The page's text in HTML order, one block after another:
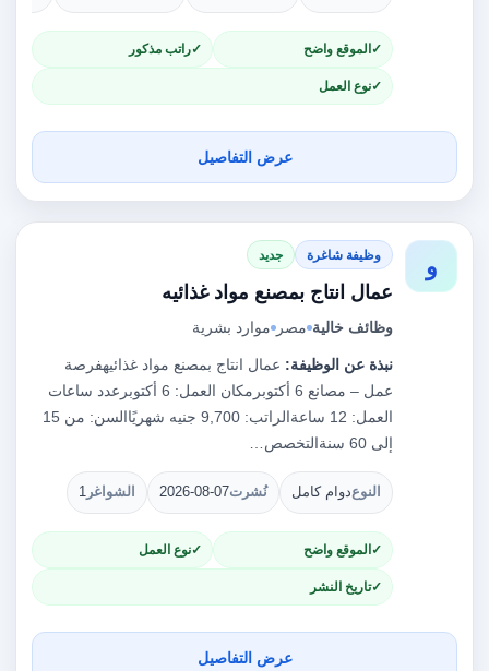
الموقع واضح راتب مذكور
نوع العمل
عرض التفاصيل
و وظيفة شاغرة جديد
عمال انتاج بمصنع مواد غذائيه
وظائف خالية مصر موارد بشرية
نبذة عن الوظيفة: عمال انتاج بمصنع مواد غذائيهفرصة
عمل – مصانع 6 أكتوبرمكان العمل: 6 أكتوبرعدد ساعات
العمل: 12 ساعةالراتب: 9,700 جنيه شهريًاالسن: من 15
إلى 60 سنةالتخصص…
النوعدوام كامل نُشرت2026-08-07 الشواغر 1
الموقع واضح نوع العمل
تاريخ النشر
عرض التفاصيل